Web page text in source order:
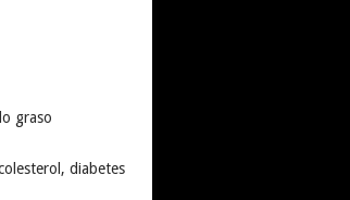
graso
diabetes